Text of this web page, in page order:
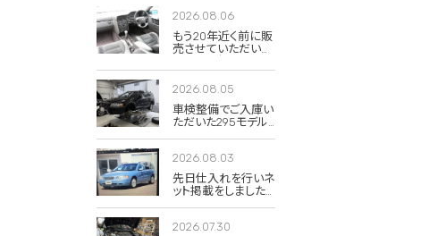
2026.08.06
もう20年近く前に販
売させていただいた
テリア写真が出てき
ました。
2026.08.05
車検整備でご入庫い
ただいた295モデル
2026.08.03
先日仕入れを行いネ
ット掲載をしました
2026.07.30